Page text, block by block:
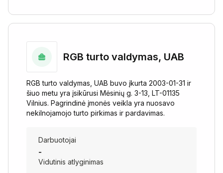
RGB turto valdymas, UAB
RGB turto valdymas, UAB buvo įkurta 2003-01-31 ir
šiuo metu yra įsikūrusi Mėsinių g. 3-13, LT-01135
Vilnius. Pagrindinė įmonės veikla yra nuosavo
nekilnojamojo turto pirkimas ir pardavimas.
Darbuotojai
-
Vidutinis atlyginimas